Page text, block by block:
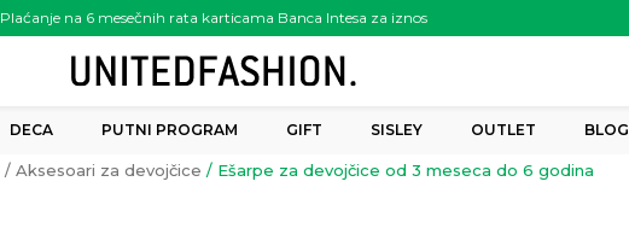
Plaćanje na 6 mesečnih rata karticama Banca Intesa za iznos
preko 6.000.00 rsd
DECA PUTNI PROGRAM GIFT SISLEY OUTLET BLOG
Aksesoari za devojčice Ešarpe za devojčice od 3 meseca do 6 godina